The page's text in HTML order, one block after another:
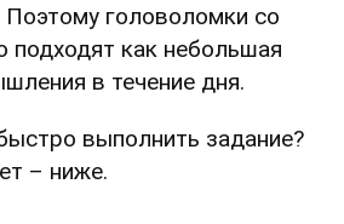
Поэтому головоломки со
подходят как небольшая
в течение дня.
выполнить задание?
– ниже.